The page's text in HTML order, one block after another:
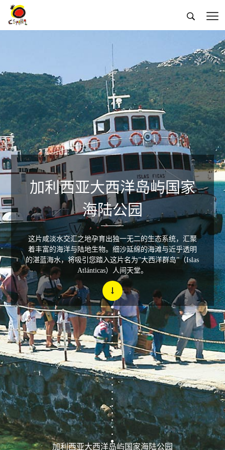
 
加利西亚大西洋岛屿国家海陆公园
加利西亚大西洋岛屿国家
海陆公园
这片咸淡水交汇之地孕育出独一无二的生态系统，汇聚
着丰富的海洋与陆地生物。细沙延绵的海滩与近乎透明
的湛蓝海水，将吸引您踏入这片名为”大西洋群岛”（Islas
Atlánticas）人间天堂。